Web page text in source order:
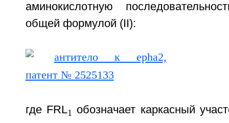
аминокислотную
общей формулой (II):
где FRL1 обозначает каркасный